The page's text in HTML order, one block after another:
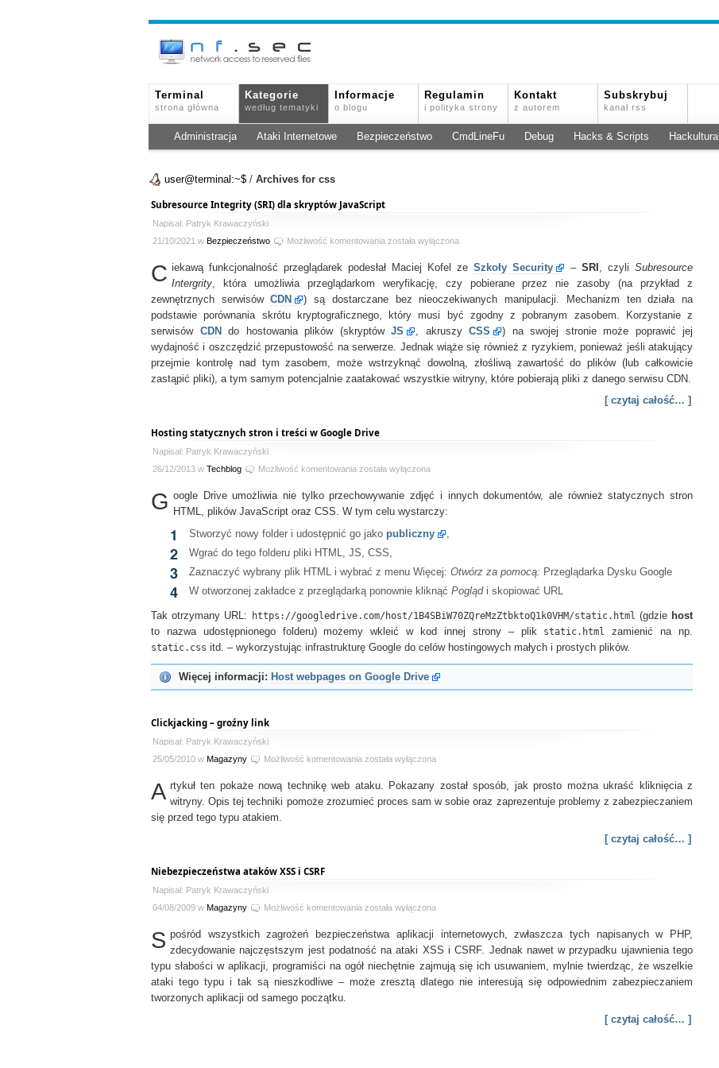
Terminal
strona główna
Kategorie
według tematyki
Informacje
o blogu
Regulamin
i polityka strony
Kontakt
z autorem
Subskrybuj
kanał rss
Administracja Ataki Internetowe Bezpieczeństwo CmdLineFu Debug Hacks & Scripts Hackultura
user@terminal:~$ / Archives for css
Subresource Integrity (SRI) dla skryptów JavaScript
Napisał: Patryk Krawaczyński
21/10/2021 w Bezpieczeństwo Możliwość komentowania Subresource
(SRI)
dla
skryptów
została wyłączona
C iekawą funkcjonalność przeglądarek podesłał Maciej Kofel ze Szkoły Security – SRI , czyli Subresource
Intergrity, która umożliwia przeglądarkom weryfikację, czy pobierane przez nie zasoby (na przykład z
zewnętrznych serwisówCDN
) są dostarczane bez nieoczekiwanych manipulacji. Mechanizm ten działa na
podstawie porównania skrótu kryptograficznego, który musi być zgodny z pobranym zasobem. Korzystanie z
serwisów CDN do hostowania plików (skryptów JS , akruszy CSS
) na swojej stronie może poprawić jej
wydajność i oszczędzić przepustowość na serwerze. Jednak wiąże się również z ryzykiem, ponieważ jeśli atakujący
przejmie kontrolę nad tym zasobem, może wstrzyknąć dowolną, złośliwą zawartość do plików (lub całkowicie
zastąpić pliki), a tym samym potencjalnie zaatakować wszystkie witryny, które pobierają pliki z danego serwisu CDN.
[ czytaj całość… ]
Hosting statycznych stron i treści w Google Drive
Napisał: Patryk Krawaczyński
26/12/2013 w Techblog Możliwość komentowania Hosting
stron
i
w
Google
została wyłączona
G oogle Drive umożliwia nie tylko przechowywanie zdjęć i innych dokumentów, ale również statycznych stron
HTML, plików JavaScript oraz CSS. W tym celu wystarczy:
Stworzyć nowy folder i udostępnić go jako publiczny
,
Wgrać do tego folderu pliki HTML, JS, CSS,
Zaznaczyć wybrany plik HTML i wybrać z menu Więcej: Otwórz za pomocą: Przeglądarka Dysku Google
W otworzonej zakładce z przeglądarką ponownie kliknąć Poglądi skopiować URL
Tak otrzymany URL: https://googledrive.com/host/1B4SBiW70ZQreMzZtbktoQ1k0VHM/static.html (gdzie host
to nazwa udostępnionego folderu) możemy wkleić w kod innej strony – plik static.html
zamienić na np.
static.css itd. – wykorzystując infrastrukturę Google do celów hostingowych małych i prostych plików.
Więcej informacji: Host webpages on Google Drive
Clickjacking – groźny link
Napisał: Patryk Krawaczyński
25/05/2010 w Magazyny Możliwość komentowania Clickjacking
groźny
link
została wyłączona
A rtykuł ten pokaże nową technikę web ataku. Pokazany został sposób, jak prosto można ukraść kliknięcia z
witryny. Opis tej techniki pomoże zrozumieć proces sam w sobie oraz zaprezentuje problemy z zabezpieczaniem
się przed tego typu atakiem.
[ czytaj całość… ]
Niebezpieczeństwa ataków XSS i CSRF
Napisał: Patryk Krawaczyński
04/08/2009 w Magazyny Możliwość komentowania Niebezpieczeństwa
XSS
i
CSRF
została wyłączona
S pośród wszystkich zagrożeń bezpieczeństwa aplikacji internetowych, zwłaszcza tych napisanych w PHP,
zdecydowanie najczęstszym jest podatność na ataki XSS i CSRF. Jednak nawet w przypadku ujawnienia tego
typu słabości w aplikacji, programiści na ogół niechętnie zajmują się ich usuwaniem, mylnie twierdząc, że wszelkie
ataki tego typu i tak są nieszkodliwe – może zresztą dlatego nie interesują się odpowiednim zabezpieczaniem
tworzonych aplikacji od samego początku.
[ czytaj całość… ]